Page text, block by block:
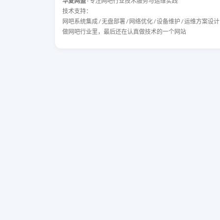
技术支持：
网吧系统集成 / 无盘部署 / 网络优化 / 设备维护 / 运维方案设
做网吧行业里，最后还在认真做技术的一个网站